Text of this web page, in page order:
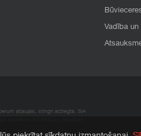
Vadība un
atļaujas, stingri aizliegta. SIA